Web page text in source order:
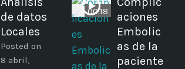
de datos
Locales
Posted on
8 abril,
00:18
aciones
Embolic
as de la
paciente